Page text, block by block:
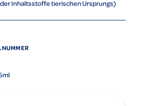
Inhaltsstoffe tierischen Ursprungs)